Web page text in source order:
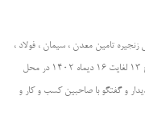
تامین معدن ، سیمان ، فولاد ،
تونل سازی ، راهسازی ، ماشین آلات و تجهیزات وابسته ازتاریخ 13 لغایت 16 دیماه 1402 در محل
و گفتگو با صاحبین کسب و کار و